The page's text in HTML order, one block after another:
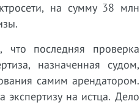
на сумму 38 млн
что последняя проверка
назначенная судом,
самим арендатором.
на истца. Дело